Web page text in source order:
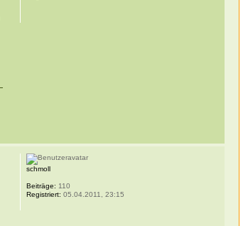
schmoll
Beiträge: 110
Registriert: 05.04.2011, 23:15